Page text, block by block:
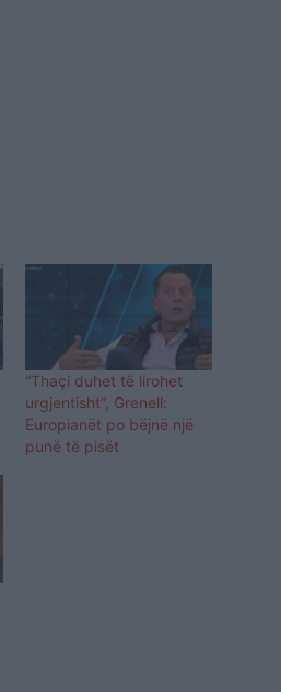
“Thaçi duhet të lirohet
urgjentisht”, Grenell:
Europianët po bëjnë një
punë të pisët